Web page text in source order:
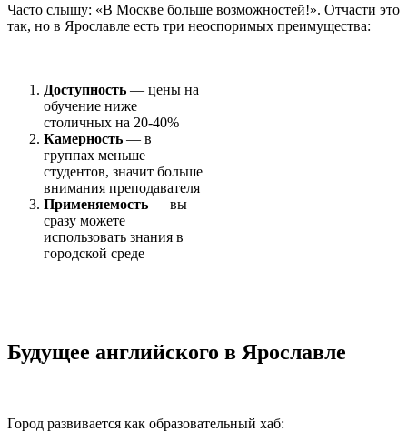
Часто слышу: «В Москве больше возможностей!». Отчасти это
так, но в Ярославле есть три неоспоримых преимущества:
Доступность — цены на
обучение ниже
столичных на 20-40%
Камерность — в
группах меньше
студентов, значит больше
внимания преподавателя
Применяемость — вы
сразу можете
использовать знания в
городской среде
Будущее английского в Ярославле
Город развивается как образовательный хаб: